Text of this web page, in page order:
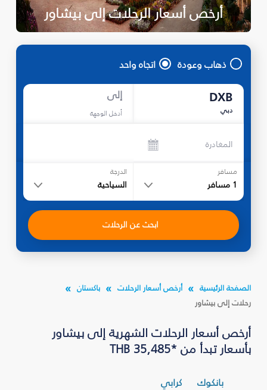
أرخص أسعار الرحلات إلى بيشاور
ذهاب وعودة اتجاه واحد
DXB
دبي
إلى
أدخل الوجهة
المغادرة
مسافر
1 مسافر
الدرجة
السياحية
ابحث عن الرحلات
الصفحة الرئيسية أرخص أسعار الرحلات
باكستان
رحلات إلى بيشاور
أرخص أسعار الرحلات الشهرية إلى بيشاور
بأسعار تبدأ من *THB 35,485
بانكوك كرابي